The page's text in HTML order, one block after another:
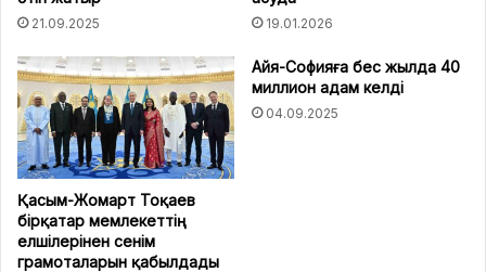
21.09.2025 19.01.2026
Қасым-Жомарт Тоқаев
бірқатар мемлекеттің
елшілерінен сенім
грамоталарын қабылдады
Айя-Софияға бес жылда 40
миллион адам келді
04.09.2025